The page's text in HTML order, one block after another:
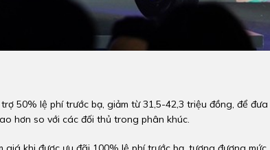
50% lệ phí trước bạ, giảm từ 31,5-42,3 triệu đồng, để đưa
hơn so với các đối thủ trong phân khúc.